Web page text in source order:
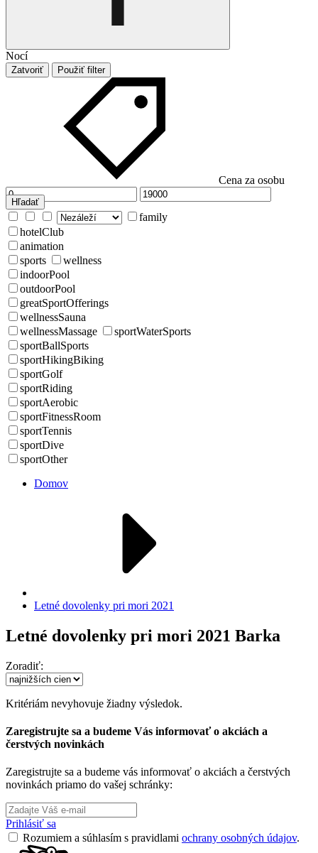
Nocí
Zatvoriť Použiť filter
Cena za osobu
Hľadať
family
hotelClub
animation
sports
wellness
indoorPool
outdoorPool
greatSportOfferings
wellnessSauna
wellnessMassage
sportWaterSports
sportBallSports
sportHikingBiking
sportGolf
sportRiding
sportAerobic
sportFitnessRoom
sportTennis
sportDive
sportOther
Domov
Letné dovolenky pri mori 2021
Letné dovolenky pri mori 2021 Barka
Zoradiť:
Kritériám nevyhovuje žiadny výsledok.
Zaregistrujte sa a budeme Vás informovať o akciách a
čerstvých novinkách
Zaregistrujte sa a budeme vás informovať o akciách a čerstvých
novinkách priamo do vašej schránky:
Prihlásiť sa
Rozumiem a súhlasím s pravidlami ochrany osobných údajov.